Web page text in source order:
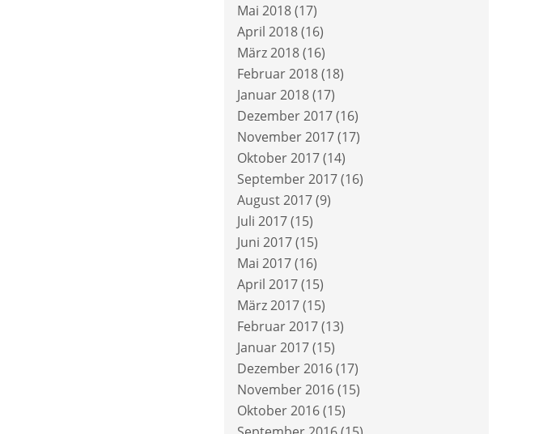
Mai 2018(17)
April 2018(16)
März 2018(16)
Februar 2018(18)
Januar 2018(17)
Dezember 2017(16)
November 2017(17)
Oktober 2017(14)
September 2017(16)
August 2017(9)
Juli 2017(15)
Juni 2017(15)
Mai 2017(16)
April 2017(15)
März 2017(15)
Februar 2017(13)
Januar 2017(15)
Dezember 2016(17)
November 2016(15)
Oktober 2016(15)